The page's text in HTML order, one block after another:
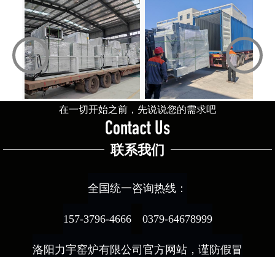
‹ ›
在一切开始之前，先说说您的需求吧
Contact Us
联系我们
全国统一咨询热线：
157-3796-4666 0379-64678999
洛阳力宇窑炉有限公司官方网站，谨防假冒